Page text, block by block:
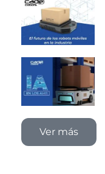
Ver más